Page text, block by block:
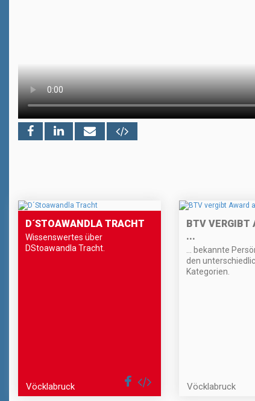
D´STOAWANDLA TRACHT
Wissenswertes über
DStoawandla Tracht.
Vöcklabruck
BTV VERGIBT
...
... bekannte
den
Kategorien.
Vöcklabruck